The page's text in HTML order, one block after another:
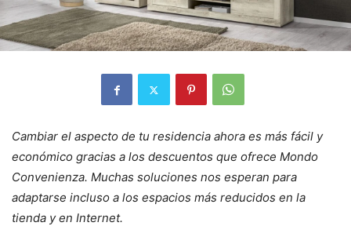
Cambiar el aspecto de tu residencia ahora es más fácil y
económico gracias a los descuentos que ofrece Mondo
Convenienza. Muchas soluciones nos esperan para
adaptarse incluso a los espacios más reducidos en la
tienda y en Internet.